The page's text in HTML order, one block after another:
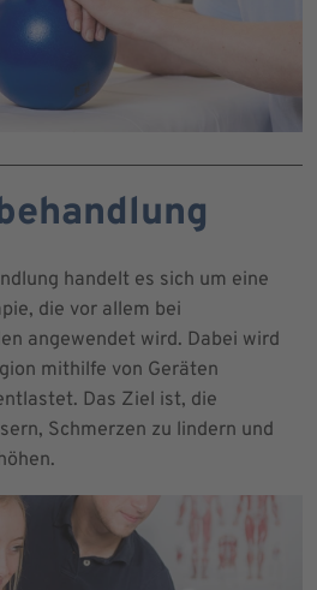
handelt es sich um eine
die vor allem bei
angewendet wird. Dabei wird
mithilfe von Geräten
Das Ziel ist, die
Schmerzen zu lindern und